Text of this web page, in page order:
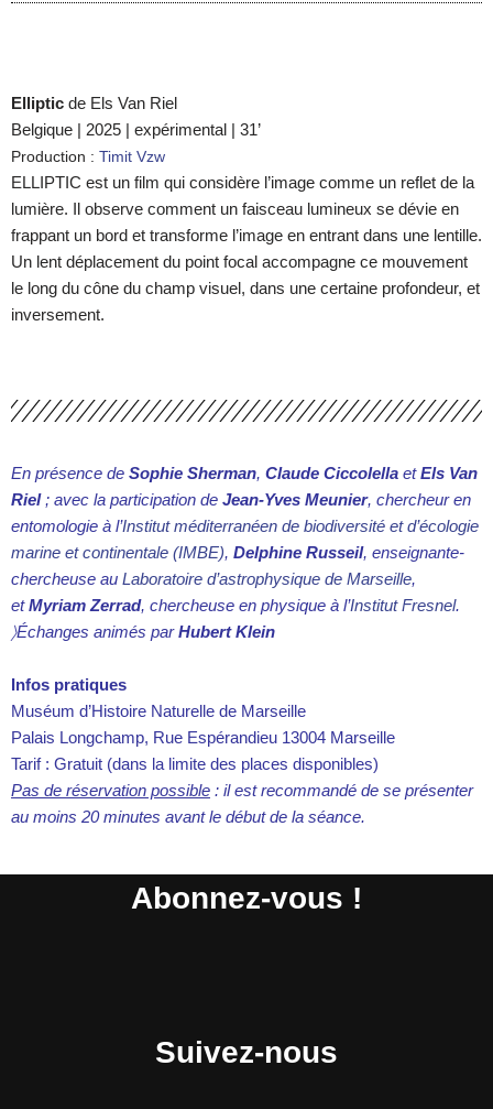
Elliptic de Els Van Riel
Belgique | 2025 | expérimental | 31’
Production : Timit Vzw
ELLIPTIC est un film qui considère l’image comme un reflet de la
lumière. Il observe comment un faisceau lumineux se dévie en
frappant un bord et transforme l’image en entrant dans une lentille.
Un lent déplacement du point focal accompagne ce mouvement
le long du cône du champ visuel, dans une certaine profondeur, et
inversement.
En présence de Sophie Sherman, Claude Ciccolella etEls Van
Riel; avec la participation de Jean-Yves Meunier, chercheur en
entomologie à l’Institut méditerranéen de biodiversité et d’écologie
marine et continentale (IMBE), Delphine Russeil, enseignante-
chercheuse au Laboratoire d’astrophysique de Marseille,
etMyriam Zerrad, chercheuse en physique à l’Institut Fresnel.
〉Échanges animés parHubert Klein
Infos pratiques
Muséum d’Histoire Naturelle de Marseille
Palais Longchamp, Rue Espérandieu 13004 Marseille
Tarif : Gratuit (dans la limite des places disponibles)
Pas de réservation possible : il est recommandé de se présenter
au moins 20 minutes avant le début de la séance.
Abonnez-vous !
Suivez-nous